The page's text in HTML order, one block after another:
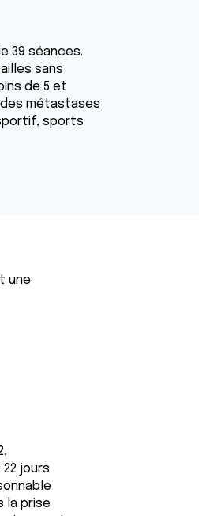
39 séances.
sans
de 5 et
métastases
sports
une
jours
la prise